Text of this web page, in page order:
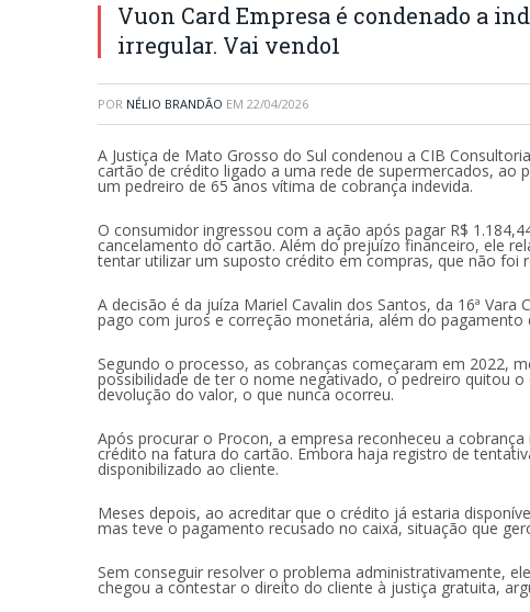
Vuon Card Empresa é condenado a
irregular. Vai vendo1
POR NÉLIO BRANDÃO EM 22/04/2026
A Justiça de Mato Grosso do Sul condenou a CIB
cartão de crédito ligado a uma rede de supermercados,
um pedreiro de 65 anos vítima de cobrança indevida.
O consumidor ingressou com a ação após pagar R$
cancelamento do cartão. Além do prejuízo financeiro, ele
tentar utilizar um suposto crédito em compras, que não foi
A decisão é da juíza Mariel Cavalin dos Santos, da 16ª
pago com juros e correção monetária, além do pagamento
Segundo o processo, as cobranças começaram em 2022,
possibilidade de ter o nome negativado, o pedreiro quitou
devolução do valor, o que nunca ocorreu.
Após procurar o Procon, a empresa reconheceu a
crédito na fatura do cartão. Embora haja registro de
disponibilizado ao cliente.
Meses depois, ao acreditar que o crédito já estaria
mas teve o pagamento recusado no caixa, situação que
Sem conseguir resolver o problema administrativamente,
chegou a contestar o direito do cliente à justiça gratuita,